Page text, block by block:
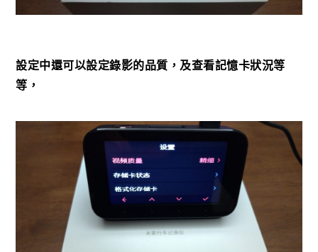
設定中還可以設定錄影的品質，及查看記憶卡狀況等
等，